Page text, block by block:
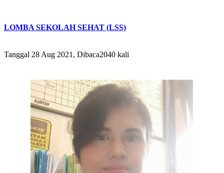
LOMBA SEKOLAH SEHAT (LSS)
Tanggal 28 Aug 2021, Dibaca2040 kali